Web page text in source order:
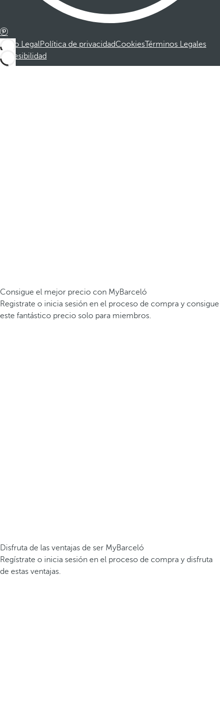
Aviso LegalPolítica de privacidadCookiesTérminos Legales
Accesibilidad
Consigue el mejor precio con MyBarceló
Registrate o inicia sesión en el proceso de compra y consigue
este fantástico precio solo para miembros.
Disfruta de las ventajas de ser MyBarceló
Regístrate o inicia sesión en el proceso de compra y disfruta
de estas ventajas.